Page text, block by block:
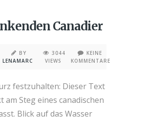
Canadier
BY
LENAMARC
3044
VIEWS
KEINE
KOMMENTARE
festzuhalten: Dieser Text
am Steg eines canadischen
Blick auf das Wasser